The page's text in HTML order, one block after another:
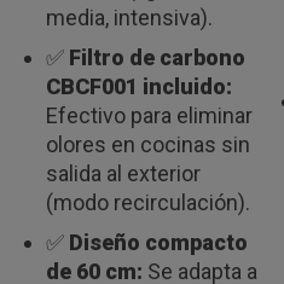
media, intensiva).
✅ Filtro de carbono
CBCF001 incluido:
Efectivo para eliminar
olores en cocinas sin
salida al exterior
(modo recirculación).
✅ Diseño compacto
de 60 cm: Se adapta a